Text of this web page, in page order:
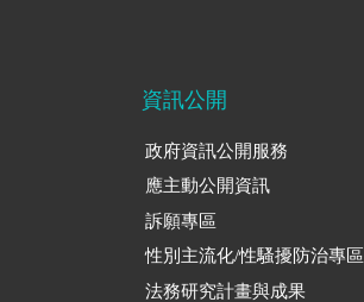
資訊公開
政府資訊公開服務
應主動公開資訊
訴願專區
性別主流化/性騷擾防治專區
法務研究計畫與成果